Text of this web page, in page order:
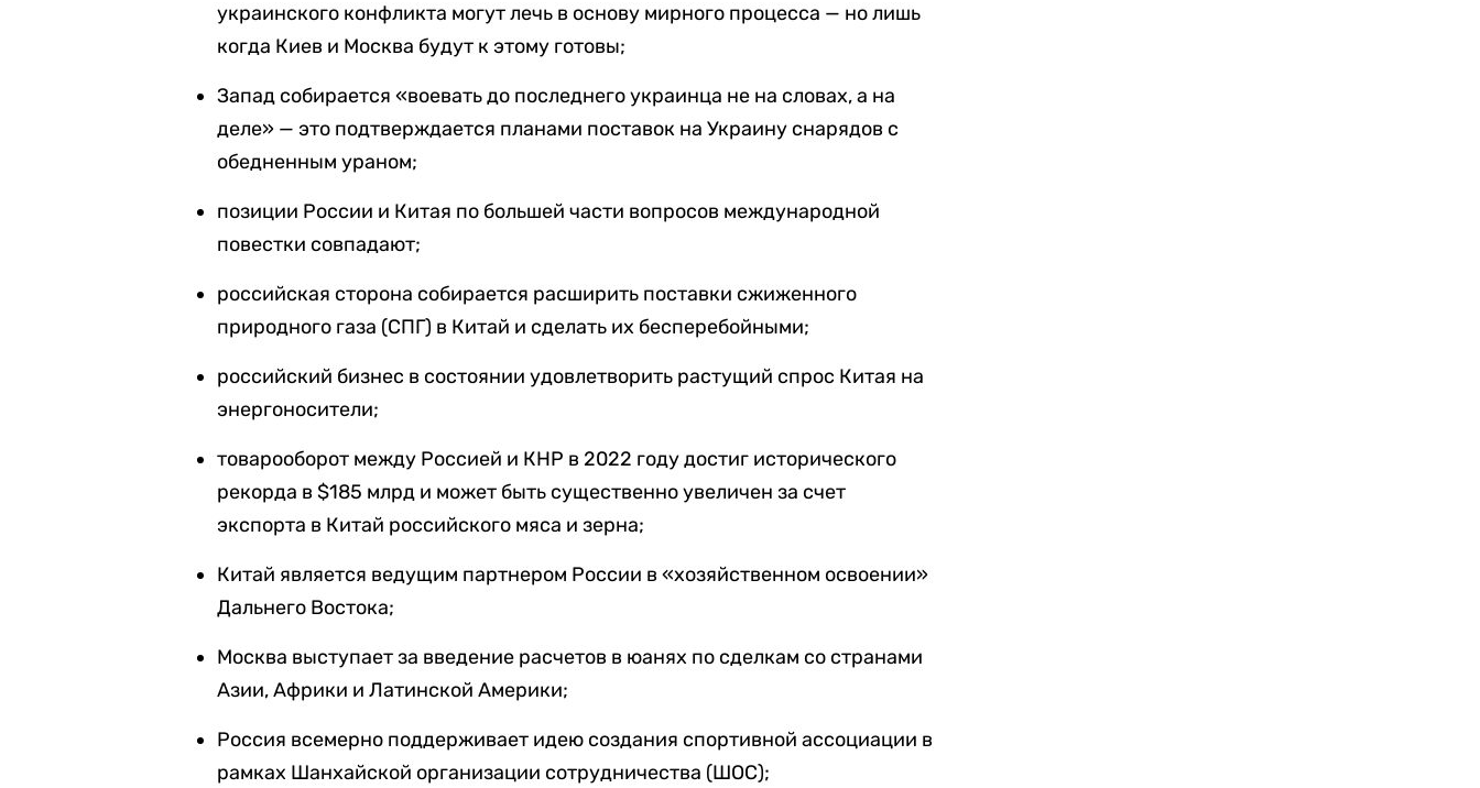
украинского конфликта могут лечь в основу мирного процесса — но лишь
когда Киев и Москва будут к этому готовы;
Запад собирается «воевать до последнего украинца не на словах, а на
деле» — это подтверждается планами поставок на Украину снарядов с
обедненным ураном;
позиции России и Китая по большей части вопросов международной
повестки совпадают;
российская сторона собирается расширить поставки сжиженного
природного газа (СПГ) в Китай и сделать их бесперебойными;
российский бизнес в состоянии удовлетворить растущий спрос Китая на
энергоносители;
товарооборот между Россией и КНР в 2022 году достиг исторического
рекорда в $185 млрд и может быть существенно увеличен за счет
экспорта в Китай российского мяса и зерна;
Китай является ведущим партнером России в «хозяйственном освоении»
Дальнего Востока;
Москва выступает за введение расчетов в юанях по сделкам со странами
Азии, Африки и Латинской Америки;
Россия всемерно поддерживает идею создания спортивной ассоциации в
рамках Шанхайской организации сотрудничества (ШОС);